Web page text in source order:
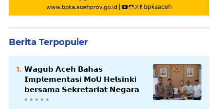
Berita Terpopuler
𝗪𝗮𝗴𝘂𝗯 𝗔𝗰𝗲𝗵 𝗕𝗮𝗵𝗮𝘀
𝗜𝗺𝗽𝗹𝗲𝗺𝗲𝗻𝘁𝗮𝘀𝗶 𝗠𝗼𝗨 𝗛𝗲𝗹𝘀𝗶𝗻𝗸𝗶
𝗯𝗲𝗿𝘀𝗮𝗺𝗮 𝗦𝗲𝗸𝗿𝗲𝘁𝗮𝗿𝗶𝗮𝘁 𝗡𝗲𝗴𝗮𝗿𝗮